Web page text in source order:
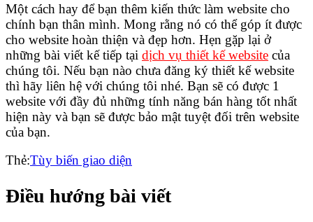
Một cách hay để bạn thêm kiến thức làm website cho
chính bạn thân mình. Mong rằng nó có thể góp ít được
cho website hoàn thiện và đẹp hơn. Hẹn gặp lại ở
những bài viết kế tiếp tại dịch vụ thiết kế website của
chúng tôi. Nếu bạn nào chưa đăng ký thiết kế website
thì hãy liên hệ với chúng tôi nhé. Bạn sẽ có được 1
website với đầy đủ những tính năng bán hàng tốt nhất
hiện này và bạn sẽ được bảo mật tuyệt đối trên website
của bạn.
Thẻ:Tùy biến giao diện
Điều hướng bài viết